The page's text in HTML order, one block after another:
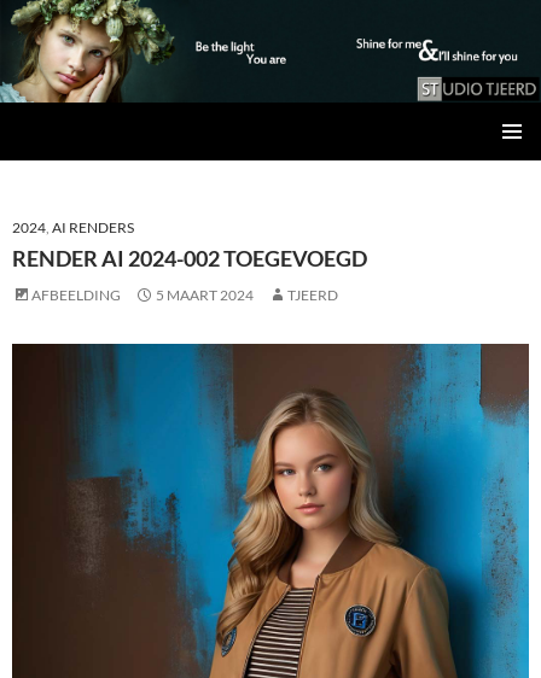
INHOUD
2024, AI RENDERS
RENDER AI 2024-002 TOEGEVOEGD
AFBEELDING 5 MAART 2024 TJEERD